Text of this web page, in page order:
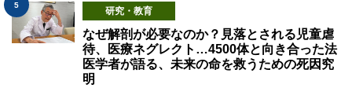
5
研究・教育
なぜ解剖が必要なのか？見落とされる児童虐
待、医療ネグレクト…4500体と向き合った法
医学者が語る、未来の命を救うための死因究
明